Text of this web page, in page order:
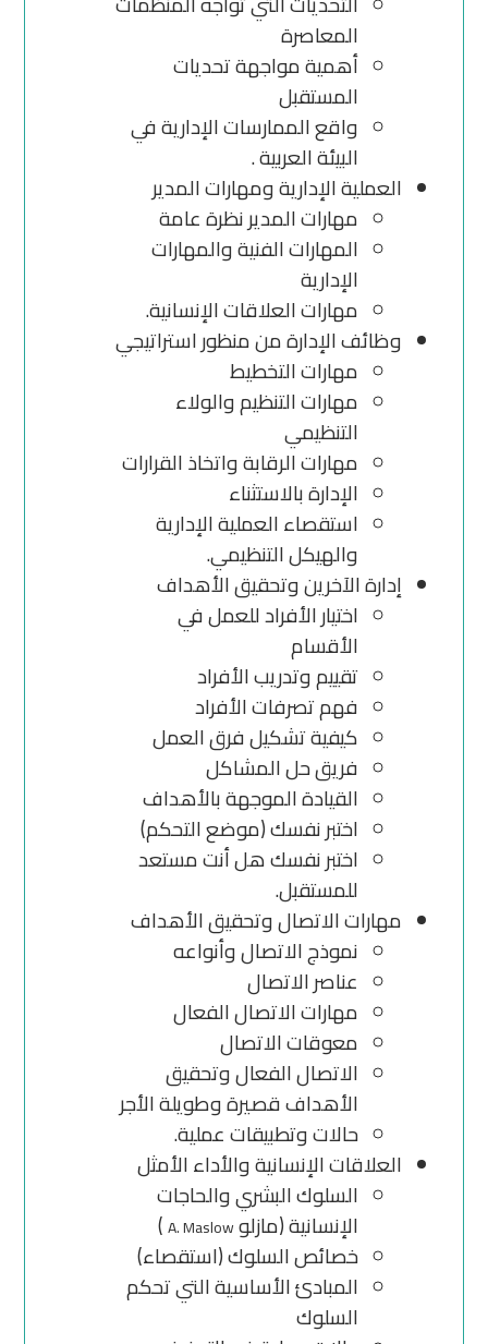
المعاصرة
أهمية مواجهة تحديات
المستقبل
واقع الممارسات الإدارية في
البيئة العربية .
العملية الإدارية ومهارات المدير
مهارات المدير نظرة عامة
المهارات الفنية والمهارات
الإدارية
مهارات العلاقات الإنسانية.
وظائف الإدارة من منظور استراتيجي
مهارات التخطيط
مهارات التنظيم والولاء
التنظيمي
مهارات الرقابة واتخاذ القرارات
الإدارة بالاستثناء
استقصاء العملية الإدارية
والهيكل التنظيمي.
إدارة الآخرين وتحقيق الأهداف
اختيار الأفراد للعمل في
الأقسام
تقييم وتدريب الأفراد
فهم تصرفات الأفراد
كيفية تشكيل فرق العمل
فريق حل المشاكل
القيادة الموجهة بالأهداف
اختبر نفسك (موضع التحكم)
اختبر نفسك هل أنت مستعد
للمستقبل.
مهارات الاتصال وتحقيق الأهداف
نموذج الاتصال وأنواعه
عناصر الاتصال
مهارات الاتصال الفعال
معوقات الاتصال
الاتصال الفعال وتحقيق
الأهداف قصيرة وطويلة الأجر
حالات وتطبيقات عملية.
العلاقات الإنسانية والأداء الأمثل
السلوك البشري والحاجات
الإنسانية (مازلوA. Maslow
)
خصائص السلوك (استقصاء)
المبادئ الأساسية التي تحكم
السلوك